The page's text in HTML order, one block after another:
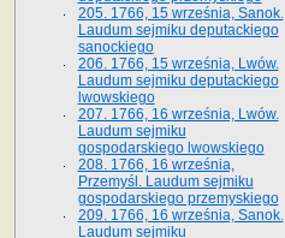
205. 1766, 15 września, Sanok.
Laudum sejmiku deputackiego
sanockiego
206. 1766, 15 września, Lwów.
Laudum sejmiku deputackiego
lwowskiego
207. 1766, 16 września, Lwów.
Laudum sejmiku
gospodarskiego lwowskiego
208. 1766, 16 września,
Przemyśl. Laudum sejmiku
gospodarskiego przemyskiego
209. 1766, 16 września, Sanok.
Laudum sejmiku